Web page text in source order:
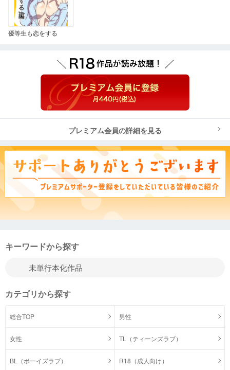
優等生も恋をする
プレミアム会員の詳細を見る
キーワードから探す
カテゴリから探す
総合TOP 男性
女性 TL（ティーンズラブ）
BL（ボーイズラブ） R18（成人向け）